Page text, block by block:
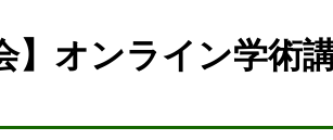
】オンライン学術